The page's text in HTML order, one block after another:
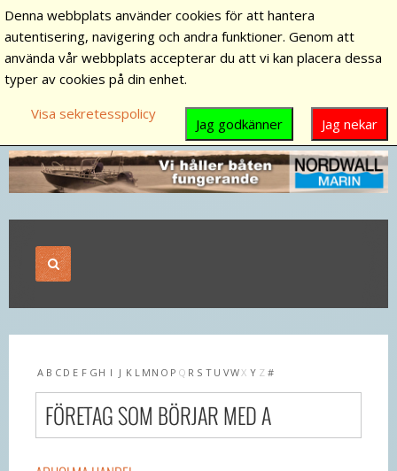
A B C D E F G H I J K L M N O P Q R S T U VWX Y Z #
FÖRETAG SOM BÖRJAR MED A
Denna webbplats använder cookies för att hantera
autentisering, navigering och andra funktioner. Genom att
använda vår webbplats accepterar du att vi kan placera dessa
typer av cookies på din enhet.
Visa sekretesspolicy
Jag nekar
Jag godkänner